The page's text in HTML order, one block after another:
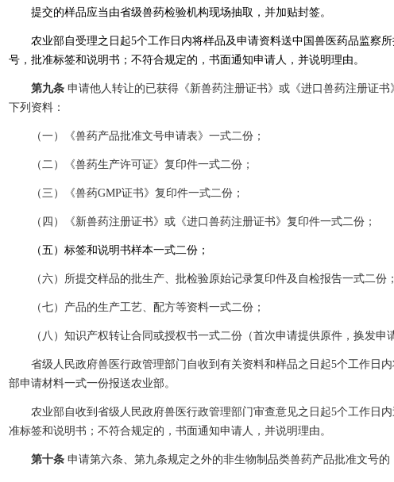
提交的样品应当由省级兽药检验机构现场抽取，并加贴封签。
农业部自受理之日起5个工作日内将样品及申请资料送中国兽医药品监察所
号，批准标签和说明书；不符合规定的，书面通知申请人，并说明理由。
第九条 申请他人转让的已获得《新兽药注册证书》或《进口兽药注册证
下列资料：
（一）《兽药产品批准文号申请表》一式二份；
（二）《兽药生产许可证》复印件一式二份；
（三）《兽药GMP证书》复印件一式二份；
（四）《新兽药注册证书》或《进口兽药注册证书》复印件一式二份；
（五）标签和说明书样本一式二份；
（六）所提交样品的批生产、批检验原始记录复印件及自检报告一式二份；
（七）产品的生产工艺、配方等资料一式二份；
（八）知识产权转让合同或授权书一式二份（首次申请提供原件，换发申
省级人民政府兽医行政管理部门自收到有关资料和样品之日起5个工作日内
部申请材料一式一份报送农业部。
农业部自收到省级人民政府兽医行政管理部门审查意见之日起5个工作日内
准标签和说明书；不符合规定的，书面通知申请人，并说明理由。
第十条 申请第六条、第九条规定之外的非生物制品类兽药产品批准文号的